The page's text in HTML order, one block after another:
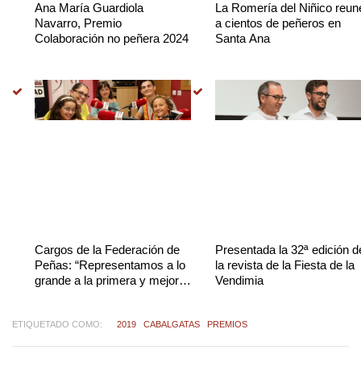
Ana María Guardiola
Navarro, Premio
Colaboración no peñera 2024
La Romería del Niñico
a cientos de peñeros en
Santa Ana
Cargos de la Federación de
Peñas: “Representamos a lo
grande a la primera y mejor
Presentada la 32ª edición
la revista de la Fiesta de la
Vendimia
ETIQUETADO COMO: 2019 CABALGATAS PREMIOS